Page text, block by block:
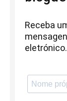
Receba
eletrónico.